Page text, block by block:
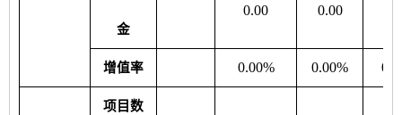
金
0.00 0.00
增值率 0.00% 0.00%
项目数